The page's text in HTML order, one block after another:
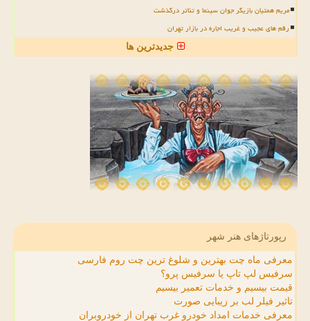
مریم همتیان بازیگر جوان سینما و تئاتر درگذشت
رقم های عجیب و غریب اجاره در بازار تهران
جدیدترین ها
رپورتاژهای هنر شهر
معرفی ماه چت بهترین و شلوغ ترین چت روم فارسی
سرفیس لپ تاپ یا سرفیس پرو؟
قیمت بیسیم و خدمات تعمیر بیسیم
تاثیر فیلر لب بر زیبایی صورت
معرفی خدمات امداد خودرو غرب تهران از خودروبران